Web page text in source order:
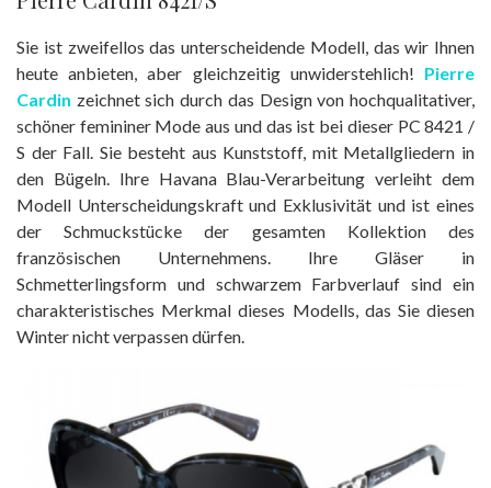
Sie ist zweifellos das unterscheidende Modell, das wir Ihnen
heute anbieten, aber gleichzeitig unwiderstehlich! Pierre
Cardin zeichnet sich durch das Design von hochqualitativer,
schöner femininer Mode aus und das ist bei dieser PC 8421 /
S der Fall. Sie besteht aus Kunststoff, mit Metallgliedern in
den Bügeln. Ihre Havana Blau-Verarbeitung verleiht dem
Modell Unterscheidungskraft und Exklusivität und ist eines
der Schmuckstücke der gesamten Kollektion des
französischen Unternehmens. Ihre Gläser in
Schmetterlingsform und schwarzem Farbverlauf sind ein
charakteristisches Merkmal dieses Modells, das Sie diesen
Winter nicht verpassen dürfen.